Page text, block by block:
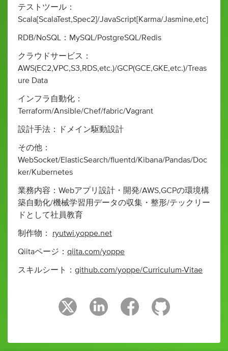
テストツール：
Scala[ScalaTest,Spec2]/JavaScript[Karma/Jasmine,etc]
RDB/NoSQL：MySQL/PostgreSQL/Redis
クラウドサービス：
AWS(EC2,VPC,S3,RDS,etc.)/GCP(GCE,GKE,etc.)/Treas
ure Data
インフラ自動化：
Terraform/Ansible/Chef/fabric/Vagrant
設計手法：ドメイン駆動設計
その他：
WebSocket/ElasticSearch/fluentd/Kibana/Pandas/Doc
ker/Kubernetes
業務内容：Webアプリ設計・開発/AWS,GCPの環境構
築自動化/機械学習用データの収集・整形/テックリー
ドとして社員教育
制作物： ryutwi.yoppe.net
Qiitaページ： qiita.com/yoppe
スキルシート： github.com/yoppe/Curriculum-Vitae